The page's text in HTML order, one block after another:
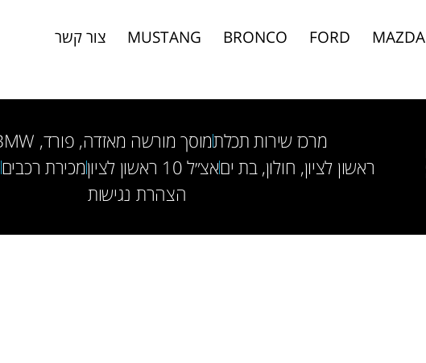
MAZDA
FORD
BRONCO
MUSTANG צור קשר
מרכז שירות תכלתמוסך מורשה מאזדה, פורד, MINI, BMW
ראשון לציון, חולון, בת יםאצ״ל 10 ראשון לציון מכירת רכבים
הצהרת נגישות